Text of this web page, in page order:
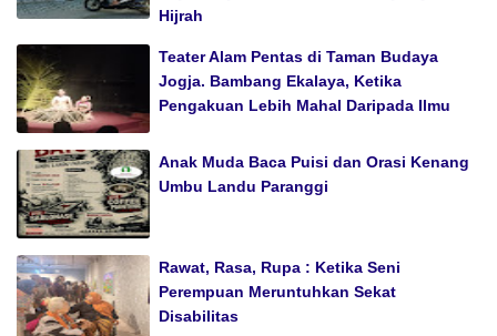
Hijrah
Teater Alam Pentas di Taman Budaya
Jogja. Bambang Ekalaya, Ketika
Pengakuan Lebih Mahal Daripada Ilmu
Anak Muda Baca Puisi dan Orasi Kenang
Umbu Landu Paranggi
Rawat, Rasa, Rupa : Ketika Seni
Perempuan Meruntuhkan Sekat
Disabilitas